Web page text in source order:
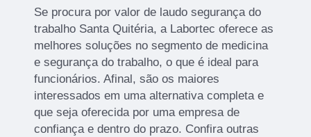
Se procura por valor de laudo segurança do
trabalho Santa Quitéria, a Labortec oferece as
melhores soluções no segmento de medicina
e segurança do trabalho, o que é ideal para
funcionários. Afinal, são os maiores
interessados em uma alternativa completa e
que seja oferecida por uma empresa de
confiança e dentro do prazo. Confira outras